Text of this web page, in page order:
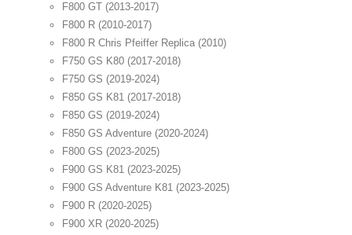
F800 GT (2013-2017)
F800 R (2010-2017)
F800 R Chris Pfeiffer Replica (2010)
F750 GS K80 (2017-2018)
F750 GS (2019-2024)
F850 GS K81 (2017-2018)
F850 GS (2019-2024)
F850 GS Adventure (2020-2024)
F800 GS (2023-2025)
F900 GS K81 (2023-2025)
F900 GS Adventure K81 (2023-2025)
F900 R (2020-2025)
F900 XR (2020-2025)